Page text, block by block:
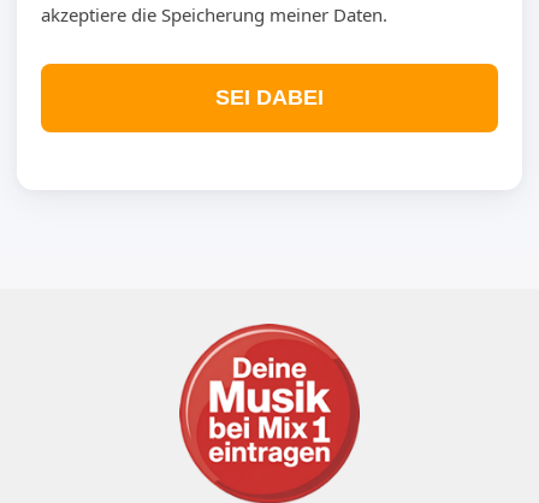
akzeptiere die Speicherung meiner Daten.
SEI DABEI